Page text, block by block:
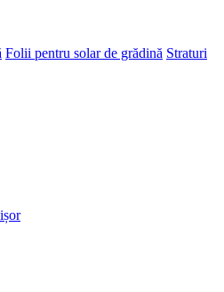
Folii pentru solar de grădină Straturi